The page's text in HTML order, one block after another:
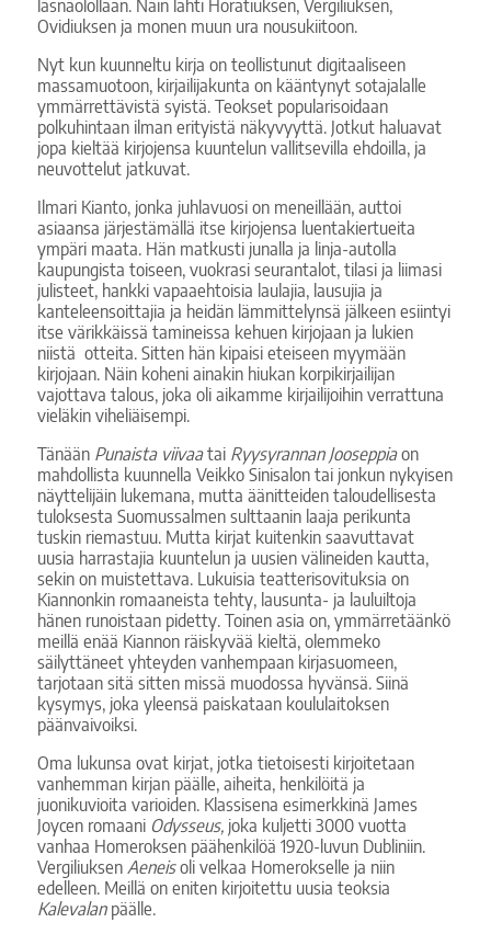
läsnäolollaan. Näin lähti Horatiuksen, Vergiliuksen,
Ovidiuksen ja monen muun ura nousukiitoon.
Nyt kun kuunneltu kirja on teollistunut digitaaliseen
massamuotoon, kirjailijakunta on kääntynyt sotajalalle
ymmärrettävistä syistä. Teokset popularisoidaan
polkuhintaan ilman erityistä näkyvyyttä. Jotkut haluavat
jopa kieltää kirjojensa kuuntelun vallitsevilla ehdoilla, ja
neuvottelut jatkuvat.
Ilmari Kianto, jonka juhlavuosi on meneillään, auttoi
asiaansa järjestämällä itse kirjojensa luentakiertueita
ympäri maata. Hän matkusti junalla ja linja-autolla
kaupungista toiseen, vuokrasi seurantalot, tilasi ja liimasi
julisteet, hankki vapaaehtoisia laulajia, lausujia ja
kanteleensoittajia ja heidän lämmittelynsä jälkeen esiintyi
itse värikkäissä tamineissa kehuen kirjojaan ja lukien
niistä otteita. Sitten hän kipaisi eteiseen myymään
kirjojaan. Näin koheni ainakin hiukan korpikirjailijan
vajottava talous, joka oli aikamme kirjailijoihin verrattuna
vieläkin viheliäisempi.
Tänään Punaista viivaatai Ryysyrannan Jooseppiaon
mahdollista kuunnella Veikko Sinisalon tai jonkun nykyisen
näyttelijäin lukemana, mutta äänitteiden taloudellisesta
tuloksesta Suomussalmen sulttaanin laaja perikunta
tuskin riemastuu. Mutta kirjat kuitenkin saavuttavat
uusia harrastajia kuuntelun ja uusien välineiden kautta,
sekin on muistettava. Lukuisia teatterisovituksia on
Kiannonkin romaaneista tehty, lausunta- ja lauluiltoja
hänen runoistaan pidetty. Toinen asia on, ymmärretäänkö
meillä enää Kiannon räiskyvää kieltä, olemmeko
säilyttäneet yhteyden vanhempaan kirjasuomeen,
tarjotaan sitä sitten missä muodossa hyvänsä. Siinä
kysymys, joka yleensä paiskataan koululaitoksen
päänvaivoiksi.
Oma lukunsa ovat kirjat, jotka tietoisesti kirjoitetaan
vanhemman kirjan päälle, aiheita, henkilöitä ja
juonikuvioita varioiden. Klassisena esimerkkinä James
Joycen romaani Odysseus, joka kuljetti 3000 vuotta
vanhaa Homeroksen päähenkilöä 1920-luvun Dubliniin.
Vergiliuksen Aeneisoli velkaa Homerokselle ja niin
edelleen. Meillä on eniten kirjoitettu uusia teoksia
Kalevalan päälle.